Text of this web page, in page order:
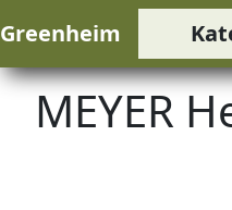
Greenheim
MEYER